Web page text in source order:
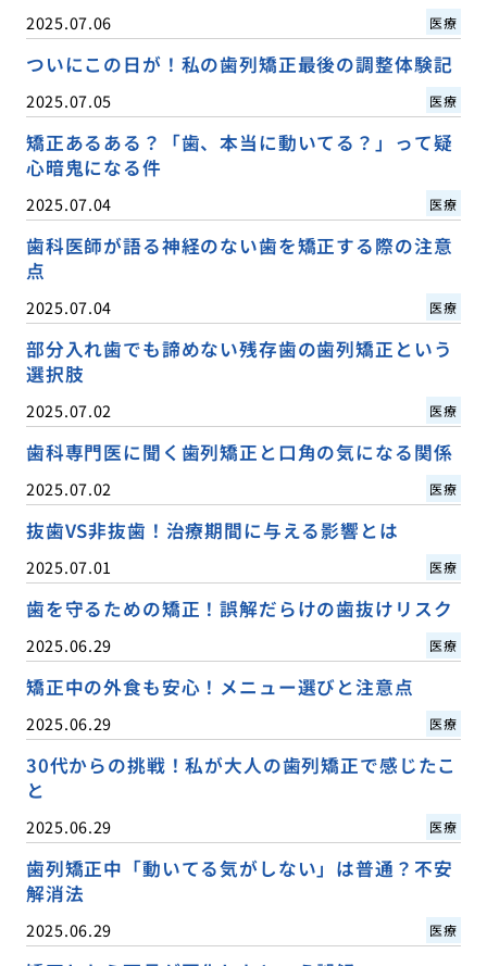
2025.07.06 医療
ついにこの日が！私の歯列矯正最後の調整体験記
2025.07.05 医療
矯正あるある？「歯、本当に動いてる？」って疑
心暗鬼になる件
2025.07.04 医療
歯科医師が語る神経のない歯を矯正する際の注意
点
2025.07.04 医療
部分入れ歯でも諦めない残存歯の歯列矯正という
選択肢
2025.07.02 医療
歯科専門医に聞く歯列矯正と口角の気になる関係
2025.07.02 医療
抜歯VS非抜歯！治療期間に与える影響とは
2025.07.01 医療
歯を守るための矯正！誤解だらけの歯抜けリスク
2025.06.29 医療
矯正中の外食も安心！メニュー選びと注意点
2025.06.29 医療
30代からの挑戦！私が大人の歯列矯正で感じたこ
と
2025.06.29 医療
歯列矯正中「動いてる気がしない」は普通？不安
解消法
2025.06.29 医療